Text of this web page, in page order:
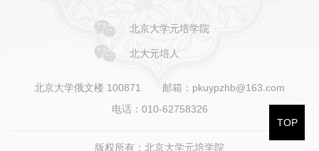
TOP
北京大学元培学院
北大元培人
北京大学俄文楼 100871
邮箱：pkuypzhb@163.com
电话：010-62758326
版权所有：北京大学元培学院